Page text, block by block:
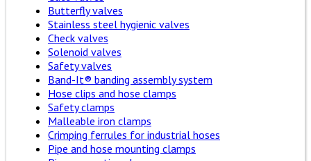
Butterfly valves
Stainless steel hygienic valves
Check valves
Solenoid valves
Safety valves
Band-It® banding assembly system
Hose clips and hose clamps
Safety clamps
Malleable iron clamps
Crimping ferrules for industrial hoses
Pipe and hose mounting clamps